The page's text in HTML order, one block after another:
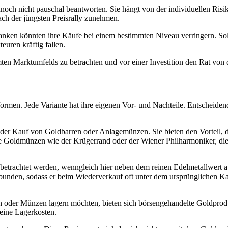
nicht pauschal beantworten. Sie hängt von der individuellen
der jüngsten Preisrally zunehmen.
könnten ihre Käufe bei einem bestimmten Niveau verringern.
kräftig fallen.
Marktumfelds zu betrachten und vor einer Investition den Rat
Jede Variante hat ihre eigenen Vor- und Nachteile.
Kauf von Goldbarren oder Anlagemünzen. Sie bieten den Vorteil,
wie der Krügerrand oder der Wiener Philharmoniker,
werden, wenngleich hier neben dem reinen Edelmetallwert
sodass er beim Wiederverkauf oft unter dem ursprünglichen
Münzen lagern möchten, bieten sich börsengehandelte
Lagerkosten.